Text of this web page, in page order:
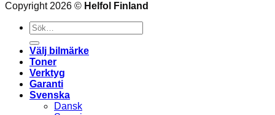
Copyright 2026 © Helfol Finland
Sök
efter:
Välj bilmärke
Toner
Verktyg
Garanti
Svenska
Dansk